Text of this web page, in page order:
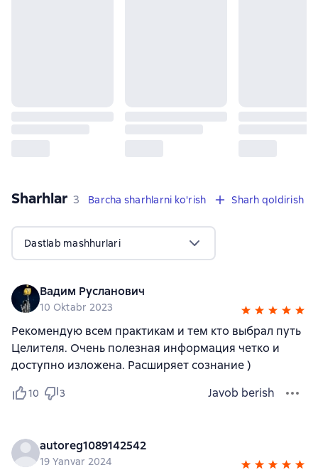
Sharhlar 3 sharhlar
3 Barcha sharhlarni ko'rish Sharh qoldirish
Dastlab mashhurlari
Вадим Русланович
10 Oktabr 2023
Рекомендую всем практикам и тем кто выбрал путь
Целителя. Очень полезная информация четко и
доступно изложена. Расширяет сознание )
10 3 Javob berish
autoreg1089142542
19 Yanvar 2024